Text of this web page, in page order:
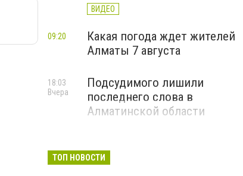
ВИДЕО
Какая погода ждет жителей
Алматы 7 августа
09:20
Подсудимого лишили
последнего слова в
Алматинской области
18:03
Вчера
ТОП НОВОСТИ